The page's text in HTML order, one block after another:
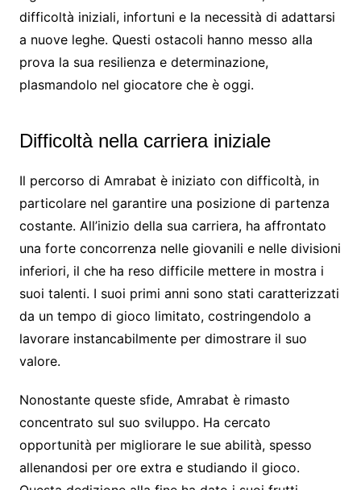
difficoltà iniziali, infortuni e la necessità di adattarsi
a nuove leghe. Questi ostacoli hanno messo alla
prova la sua resilienza e determinazione,
plasmandolo nel giocatore che è oggi.
Difficoltà nella carriera iniziale
Il percorso di Amrabat è iniziato con difficoltà, in
particolare nel garantire una posizione di partenza
costante. All’inizio della sua carriera, ha affrontato
una forte concorrenza nelle giovanili e nelle divisioni
inferiori, il che ha reso difficile mettere in mostra i
suoi talenti. I suoi primi anni sono stati caratterizzati
da un tempo di gioco limitato, costringendolo a
lavorare instancabilmente per dimostrare il suo
valore.
Nonostante queste sfide, Amrabat è rimasto
concentrato sul suo sviluppo. Ha cercato
opportunità per migliorare le sue abilità, spesso
allenandosi per ore extra e studiando il gioco.